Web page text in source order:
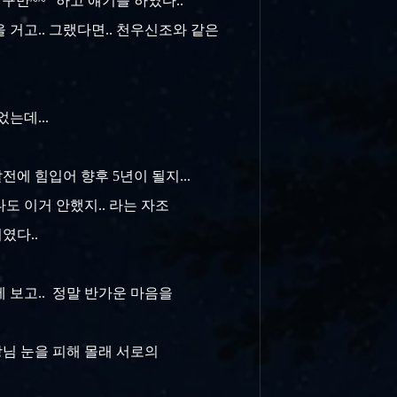
거고.. 그랬다면.. 천우신조와 같은
는데...
에 힘입어 향후 5년이 될지...
이거 안했지.. 라는 자조
다..
보고.. 정말 반가운 마음을
눈을 피해 몰래 서로의